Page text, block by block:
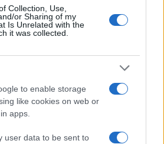
Collection, Use,
or Sharing of my
Is Unrelated with the
it was collected.
to enable storage
like cookies on web or
apps.
user data to be sent to